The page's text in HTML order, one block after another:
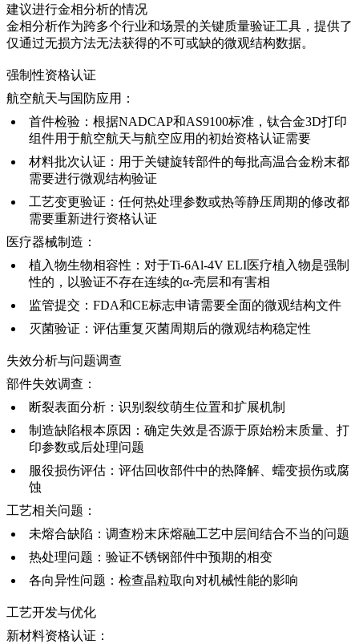
建议进行金相分析的情况
金相分析作为跨多个行业和场景的关键质量验证工具，提供了
仅通过无损方法无法获得的不可或缺的微观结构数据。
强制性资格认证
航空航天与国防应用：
首件检验 ：根据NADCAP和AS9100标准， 钛合金3D打印
组件用于航空航天与航空应用的初始资格认证需要
材料批次认证 ：用于关键旋转部件的每批高温合金粉末都
需要进行微观结构验证
工艺变更验证 ：任何热处理参数或热等静压周期的修改都
需要重新进行资格认证
医疗器械制造：
植入物生物相容性 ：对于Ti-6Al-4V ELI医疗植入物是强制
性的，以验证不存在连续的α-壳层和有害相
监管提交 ：FDA和CE标志申请需要全面的微观结构文件
灭菌验证 ：评估重复灭菌周期后的微观结构稳定性
失效分析与问题调查
部件失效调查：
断裂表面分析 ：识别裂纹萌生位置和扩展机制
制造缺陷根本原因 ：确定失效是否源于原始粉末质量、打
印参数或后处理问题
服役损伤评估 ：评估回收部件中的热降解、蠕变损伤或腐
蚀
工艺相关问题：
未熔合缺陷 ：调查粉末床熔融工艺中层间结合不当的问题
热处理问题 ：验证不锈钢部件中预期的相变
各向异性问题 ：检查晶粒取向对机械性能的影响
工艺开发与优化
新材料资格认证：